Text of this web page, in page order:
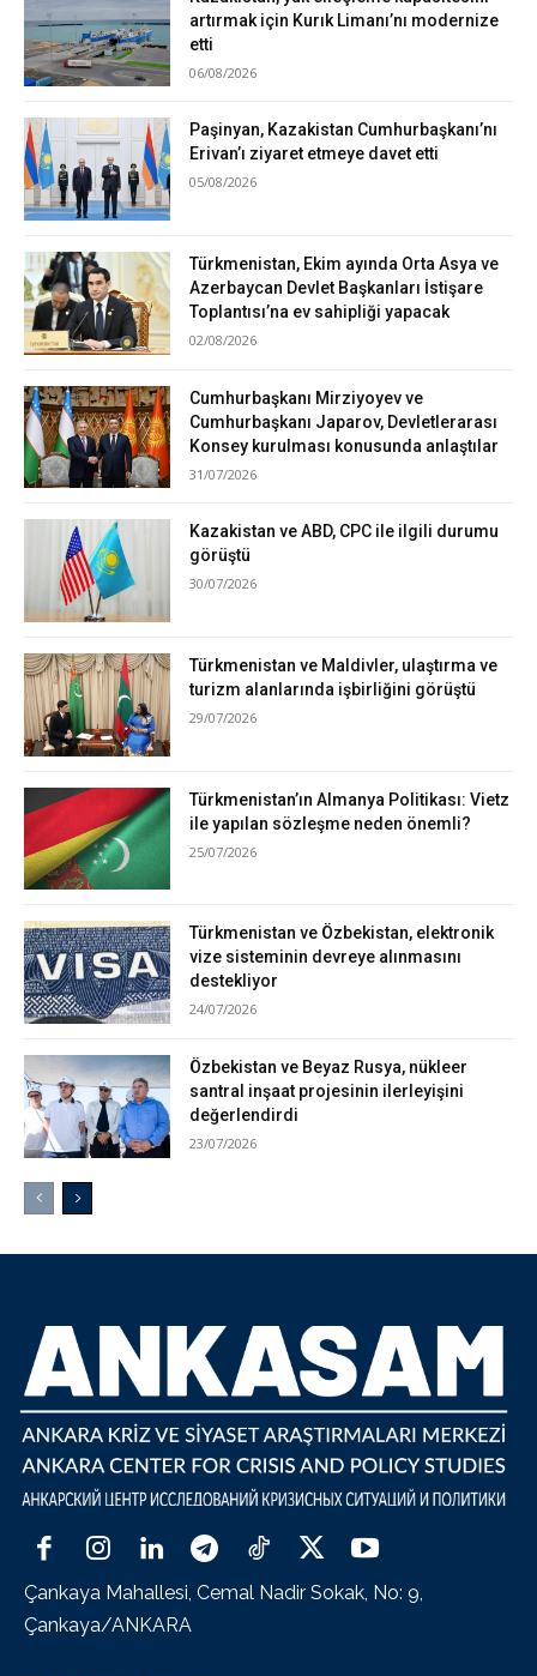
artırmak için Kurık Limanı’nı modernize
etti
06/08/2026
Paşinyan, Kazakistan Cumhurbaşkanı’nı
Erivan’ı ziyaret etmeye davet etti
05/08/2026
Türkmenistan, Ekim ayında Orta Asya ve
Azerbaycan Devlet Başkanları İstişare
Toplantısı’na ev sahipliği yapacak
02/08/2026
Cumhurbaşkanı Mirziyoyev ve
Cumhurbaşkanı Japarov, Devletlerarası
Konsey kurulması konusunda anlaştılar
31/07/2026
Kazakistan ve ABD, CPC ile ilgili durumu
görüştü
30/07/2026
Türkmenistan ve Maldivler, ulaştırma ve
turizm alanlarında işbirliğini görüştü
29/07/2026
Türkmenistan’ın Almanya Politikası: Vietz
ile yapılan sözleşme neden önemli?
25/07/2026
Türkmenistan ve Özbekistan, elektronik
vize sisteminin devreye alınmasını
destekliyor
24/07/2026
Özbekistan ve Beyaz Rusya, nükleer
santral inşaat projesinin ilerleyişini
değerlendirdi
23/07/2026
Çankaya Mahallesi, Cemal Nadir Sokak, No: 9,
Çankaya/ANKARA